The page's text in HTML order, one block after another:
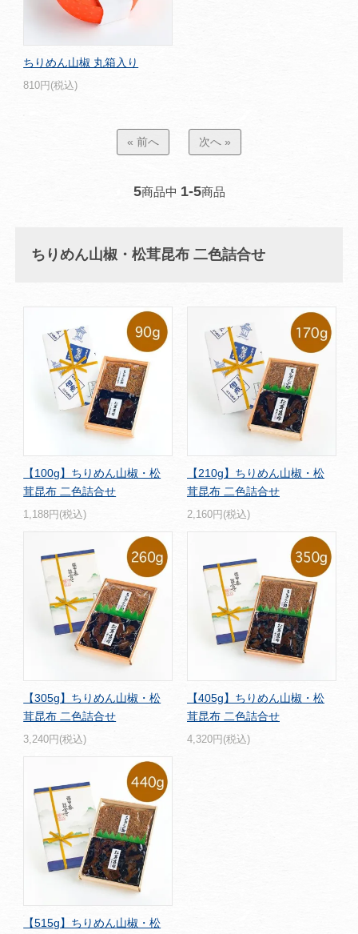
ちりめん山椒 丸箱入り
810円(税込)
« 前へ 次へ »
5商品中 1-5商品
ちりめん山椒・松茸昆布 二色詰合せ
【100g】ちりめん山椒・松
茸昆布 二色詰合せ
1,188円(税込)
【210g】ちりめん山椒・松
茸昆布 二色詰合せ
2,160円(税込)
【305g】ちりめん山椒・松
茸昆布 二色詰合せ
3,240円(税込)
【405g】ちりめん山椒・松
茸昆布 二色詰合せ
4,320円(税込)
【515g】ちりめん山椒・松